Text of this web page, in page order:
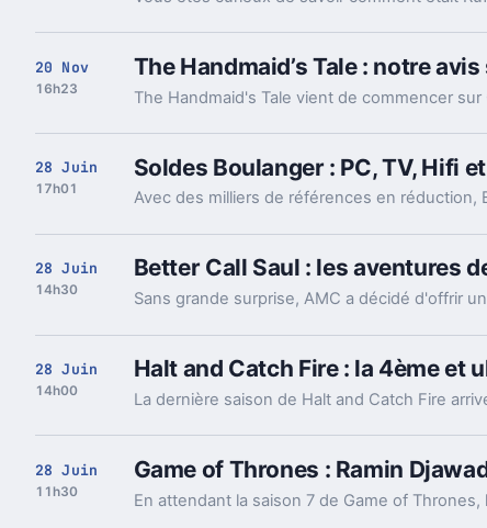
20 Nov
16h23
The Handmaid’s Tale : notre
28 Juin
17h01
Soldes Boulanger : PC, TV, Hifi
28 Juin
14h30
Better Call Saul : les aventures
28 Juin
14h00
Halt and Catch Fire : la 4ème et
28 Juin
11h30
Game of Thrones : Ramin